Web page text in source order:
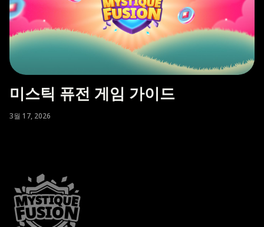
미스틱 퓨전 게임 가이드
3월 17, 2026